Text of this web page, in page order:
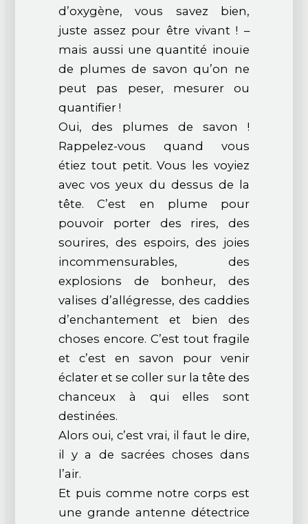
d’oxygène, vous savez bien,
juste assez pour être vivant ! –
mais aussi une quantité inouïe
de plumes de savon qu’on ne
peut pas peser, mesurer ou
quantifier !
Oui, des plumes de savon !
Rappelez-vous quand vous
étiez tout petit. Vous les voyiez
avec vos yeux du dessus de la
tête. C’est en plume pour
pouvoir porter des rires, des
sourires, des espoirs, des joies
incommensurables, des
explosions de bonheur, des
valises d’allégresse, des caddies
d’enchantement et bien des
choses encore. C’est tout fragile
et c’est en savon pour venir
éclater et se coller sur la tête des
chanceux à qui elles sont
destinées.
Alors oui, c’est vrai, il faut le dire,
il y a de sacrées choses dans
l’air.
Et puis comme notre corps est
une grande antenne détectrice